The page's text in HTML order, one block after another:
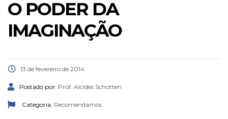
O PODER DA
IMAGINAÇÃO
13 de fevereiro de 2014
Postado por: Prof. Alcides Schotten
Categoria: Recomendamos